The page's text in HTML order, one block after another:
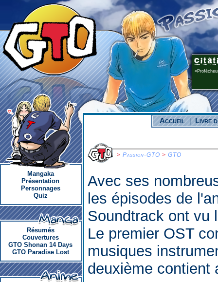
Mangaka
Présentation
Personnages
Quiz
Résumés
Couvertures
GTO Shonan 14 Days
GTO Paradise Lost
Accueil | Livre
> Passion-GTO > GTO
Avec ses
les épisodes de
Soundtrack ont vu
Le premier OST
musiques
deuxième contient